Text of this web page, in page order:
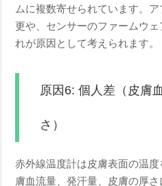
ムに複数寄せられています。
更や、センサーのファームウ
れが原因として考えられます。
原因6: 個人差（皮膚
さ）
赤外線温度計は皮膚表面の温
膚血流量、発汗量、皮膚の厚